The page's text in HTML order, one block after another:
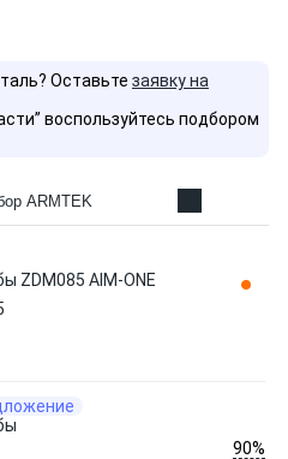
Оставьте заявку на
воспользуйтесь подбором
ARMTEK
ZDM085 AIM-ONE
90%